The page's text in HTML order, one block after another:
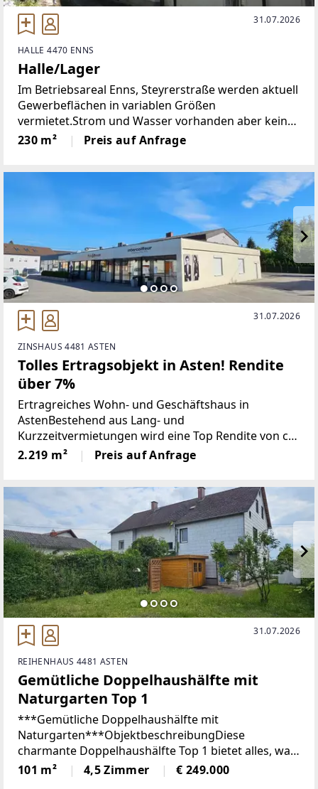
31.07.2026
HALLE 4470 ENNS
Halle/Lager
Im Betriebsareal Enns, Steyrerstraße werden aktuell
Gewerbeflächen in variablen Größen
vermietet.Strom und Wasser vorhanden aber keine
Heizung!Hinweis: NICHT als KFZ Werkstätte
geeignet!Um die rasche Übermittlung weiterer
230 m² Preis auf Anfrage
31.07.2026
ZINSHAUS 4481 ASTEN
Tolles Ertragsobjekt in Asten! Rendite
über 7%
Ertragreiches Wohn- und Geschäftshaus in
AstenBestehend aus Lang- und
Kurzzeitvermietungen wird eine Top Rendite von ca.
7 % erzielt.Im EG befinden sich langjährige
gewerbliche Mieter und im 1. OG werden Zimmer
2.219 m² Preis auf Anfrage
31.07.2026
REIHENHAUS 4481 ASTEN
Gemütliche Doppelhaushälfte mit
Naturgarten Top 1
***Gemütliche Doppelhaushälfte mit
Naturgarten***ObjektbeschreibungDiese
charmante Doppelhaushälfte Top 1 bietet alles, was
Sie sich für ein gemütliches Zuhause wünschen. Das
Haus befindet sich in einer ruhigen, aber dennoch
101 m² 4,5 Zimmer € 249.000